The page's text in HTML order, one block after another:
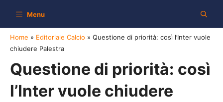
Menu
Home » Editoriale Calcio » Questione di priorità: così l’Inter vuole
chiudere Palestra
Questione di priorità: così
l’Inter vuole chiudere